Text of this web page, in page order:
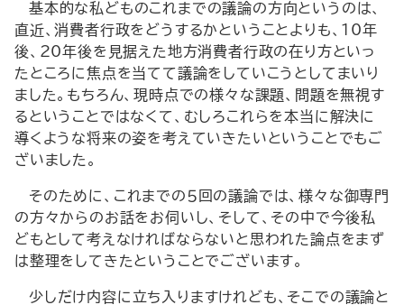
基本的な私どものこれまでの議論の方向というのは、
直近、消費者行政をどうするかということよりも、10年
後、20年後を見据えた地方消費者行政の在り方といっ
たところに焦点を当てて議論をしていこうとしてまいり
ました。もちろん、現時点での様々な課題、問題を無視す
るということではなくて、むしろこれらを本当に解決に
導くような将来の姿を考えていきたいということでもご
ざいました。
そのために、これまでの５回の議論では、様々な御専門
の方々からのお話をお伺いし、そして、その中で今後私
どもとして考えなければならないと思われた論点をまず
は整理をしてきたということでございます。
少しだけ内容に立ち入りますけれども、そこでの議論と